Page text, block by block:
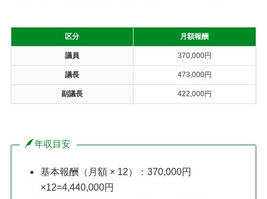
区分 月額報酬
議員 370,000円
議長 473,000円
副議長 422,000円
年収目安
基本報酬（月額 × 12）：370,000円
×12=4,440,000円